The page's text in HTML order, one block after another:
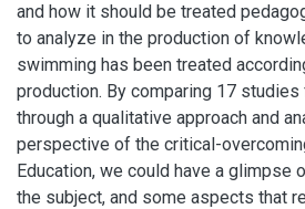
and how it should be treated
to analyze in the production of
swimming has been treated
production. By comparing 17
through a qualitative approach and
perspective of the critical-
Education, we could have a glimpse
the subject, and some aspects that